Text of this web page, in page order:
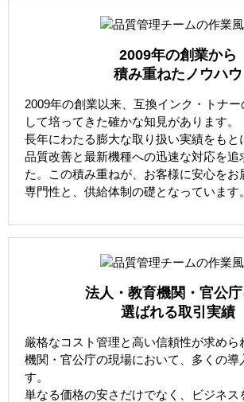
2009年の創業から
積み重ねたノウハウ
2009年の創業以来、互換インク・トナー
して培ってきた確かな知見があります。
長年にわたる膨大な取り扱い実績をもと
品質改善と最新機種への迅速な対応を追
た。この積み重ねが、お客様に安心をお
専門性と、供給体制の礎となっています。
法人・教育機関・官公
選ばれる取引実績
厳格なコスト管理と高い信頼性が求めら
機関・官公庁の現場において、多くの導
す。
単なる価格の安さだけでなく、ビジネス